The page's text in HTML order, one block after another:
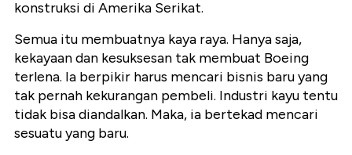
konstruksi di Amerika Serikat.
Semua itu membuatnya kaya raya. Hanya saja,
kekayaan dan kesuksesan tak membuat Boeing
terlena. Ia berpikir harus mencari bisnis baru yang
tak pernah kekurangan pembeli. Industri kayu tentu
tidak bisa diandalkan. Maka, ia bertekad mencari
sesuatu yang baru.